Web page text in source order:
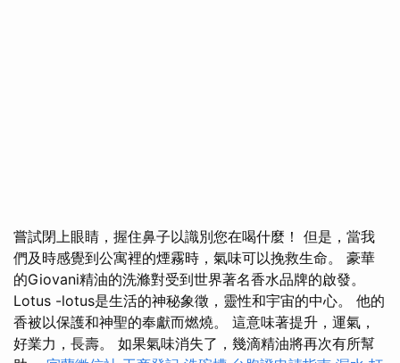
嘗試閉上眼睛，握住鼻子以識別您在喝什麼！ 但是，當我
們及時感覺到公寓裡的煙霧時，氣味可以挽救生命。 豪華
的Giovani精油的洗滌對受到世界著名香水品牌的啟發。
Lotus -lotus是生活的神秘象徵，靈性和宇宙的中心。 他的
香被以保護和神聖的奉獻而燃燒。 這意味著提升，運氣，
好業力，長壽。 如果氣味消失了，幾滴精油將再次有所幫